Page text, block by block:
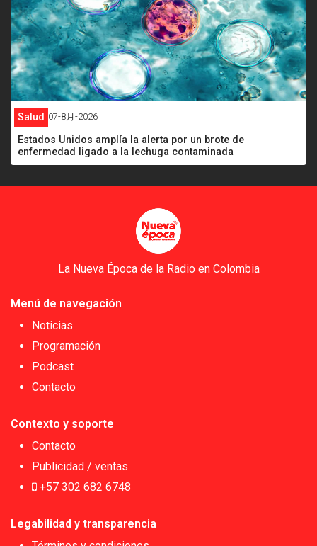
Salud 07-8月-2026
Estados Unidos amplía la alerta por un brote de
enfermedad ligado a la lechuga contaminada
La Nueva Época de la Radio en Colombia
Menú de navegación
Noticias
Programación
Podcast
Contacto
Contexto y soporte
Contacto
Publicidad / ventas
+57 302 682 6748
Legabilidad y transparencia